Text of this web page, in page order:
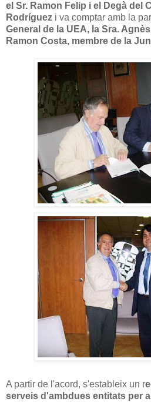
el Sr. Ramon Felip i el Degà del
Rodríguez i va comptar amb la
General de la UEA, la Sra.
Ramon Costa, membre de la
A partir de l'acord, s'estableix un r
serveis d'ambdues entitats per